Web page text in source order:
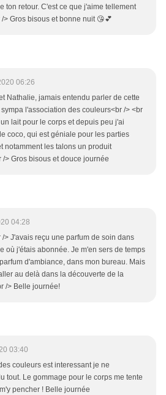
ton retour. C'est ce que j'aime tellement
> Gros bisous et bonne nuit 😘💕
06:26
Nathalie, jamais entendu parler de cette
l'association des couleurs<br /> <br
lait pour le corps et depuis peu j'ai
coco, qui est géniale pour les parties
notamment les talons un produit
/> Gros bisous et douce journée
04:28
/> J'avais reçu une parfum de soin dans
où j'étais abonnée. Je m'en sers de temps
d'ambiance, dans mon bureau. Mais
au delà dans la découverte de la
/> Belle journée!
03:40
couleurs est interessant je ne
tout. Le gommage pour le corps me tente
pencher ! Belle journée